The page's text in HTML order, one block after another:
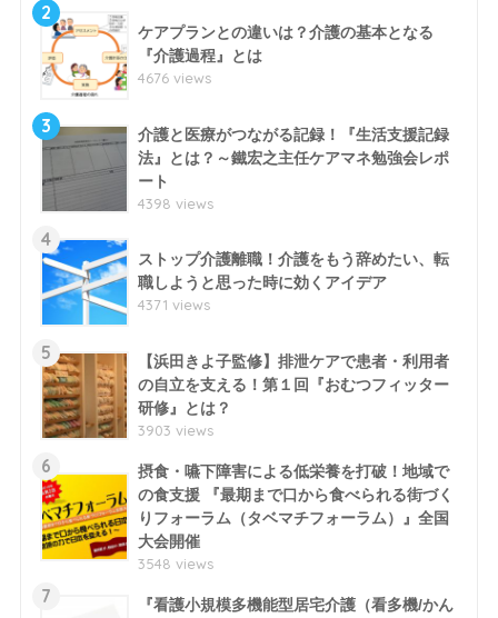
2
ケアプランとの違いは？介護の基本となる
『介護過程』とは
4676 views
3
介護と医療がつながる記録！『生活支援記録
法』とは？～鐵宏之主任ケアマネ勉強会レポ
ート
4398 views
4
ストップ介護離職！介護をもう辞めたい、転
職しようと思った時に効くアイデア
4371 views
5
【浜田きよ子監修】排泄ケアで患者・利用者
の自立を支える！第１回『おむつフィッター
研修』とは？
3903 views
6
摂食・嚥下障害による低栄養を打破！地域で
の食支援 『最期まで口から食べられる街づく
りフォーラム（タベマチフォーラム）』全国
大会開催
3548 views
7
『看護小規模多機能型居宅介護（看多機/かん